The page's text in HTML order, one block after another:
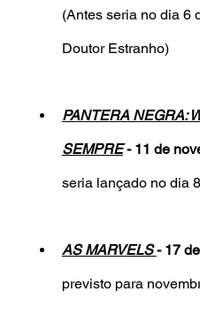
(Antes seria no dia 6
Doutor Estranho)
PANTERA NEGRA:
SEMPRE - 11 de
seria lançado no dia
AS MARVELS - 17
previsto para